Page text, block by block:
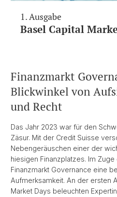
1. Ausgabe
Basel Capital
Finanzmarkt
Blickwinkel von
und Recht
Das Jahr 2023 war für den
Zäsur. Mit der Credit Suisse
Nebengeräuschen einer der
hiesigen Finanzplatzes. Im
Finanzmarkt Governance eine
Aufmerksamkeit. An der ersten
Market Days beleuchten